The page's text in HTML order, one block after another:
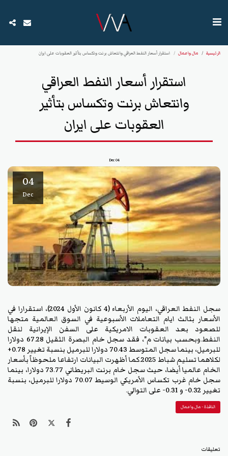
الرئيسية مال واعمال استقرار أسعار النفط العراقي وانتعاش برنت وتكساس بتأثير العقوبات على ايران
استقرار أسعار النفط العراقي
وانتعاش برنت وتكساس بتأثير
العقوبات على ايران
04
Dec
04
Dec
سجل النفط العراقي، اليوم الأربعاء (4 كانون الأول 2024)، استقرارا في
الأسعار بثالث ايام التعاملات الأسبوعية في السوق العالمية متجها
للصعود بعد العقوبات الامريكية على السفن الإيرانية لنقل
النفط.
وبحسب بيانات م"، فقد سجل خام البصرة الثقيل 67.28 دولارا
للبرميل، بينما سجل المتوسط 70.43 دولارا للبرميل بنسبة تغيير 0.78+
لكلاهما تسليم شباط 2025.
كما أظهرت البيانات ارتفاعا ملحوظاً بأسعار
الخام عالميا أيضا، حيث سجل خام برنت البريطاني 73.77 دولارا، بينما
سجل خام غرب تكساس الأمريكي الوسيط 70.07 دولارا للبرميل، بنسبة
تغيير 0.32- و 0.31- على التوالي.
النافذة - مال واعمال
تعليقات